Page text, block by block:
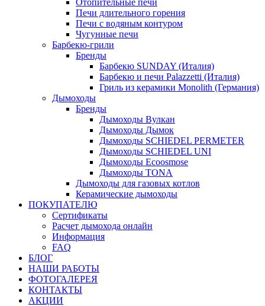
Отопительные печи
Печи длительного горения
Печи с водяным контуром
Чугунные печи
Барбекю-грили
Бренды
Барбекю SUNDAY (Италия)
Барбекю и печи Palazzetti (Италия)
Гриль из керамики Monolith (Германия)
Дымоходы
Бренды
Дымоходы Вулкан
Дымоходы Дымок
Дымоходы SCHIEDEL PERMETER
Дымоходы SCHIEDEL UNI
Дымоходы Ecoosmose
Дымоходы TONA
Дымоходы для газовых котлов
Керамические дымоходы
ПОКУПАТЕЛЮ
Сертификаты
Расчет дымохода онлайн
Информация
FAQ
БЛОГ
НАШИ РАБОТЫ
ФОТОГАЛЕРЕЯ
КОНТАКТЫ
АКЦИИ